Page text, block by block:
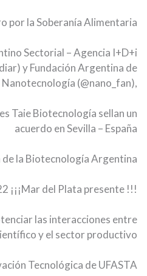
por la Soberanía Alimentaria
Sectorial – Agencia I+D+i
y Fundación Argentina de
Nanotecnología (@nano_fan),
Taie Biotecnología sellan un
acuerdo en Sevilla – España
de la Biotecnología Argentina
¡¡¡Mar del Plata presente !!!
las interacciones entre
y el sector productivo
Tecnológica de UFASTA